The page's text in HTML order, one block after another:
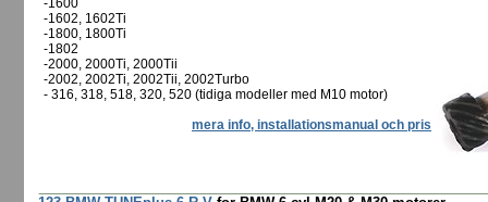
-1600
-1602, 1602Ti
-1800, 1800Ti
-1802
-2000, 2000Ti, 2000Tii
-2002, 2002Ti, 2002Tii, 2002Turbo
- 316, 318, 518, 320, 520 (tidiga modeller med M10 motor)
mera info, installationsmanual och pris